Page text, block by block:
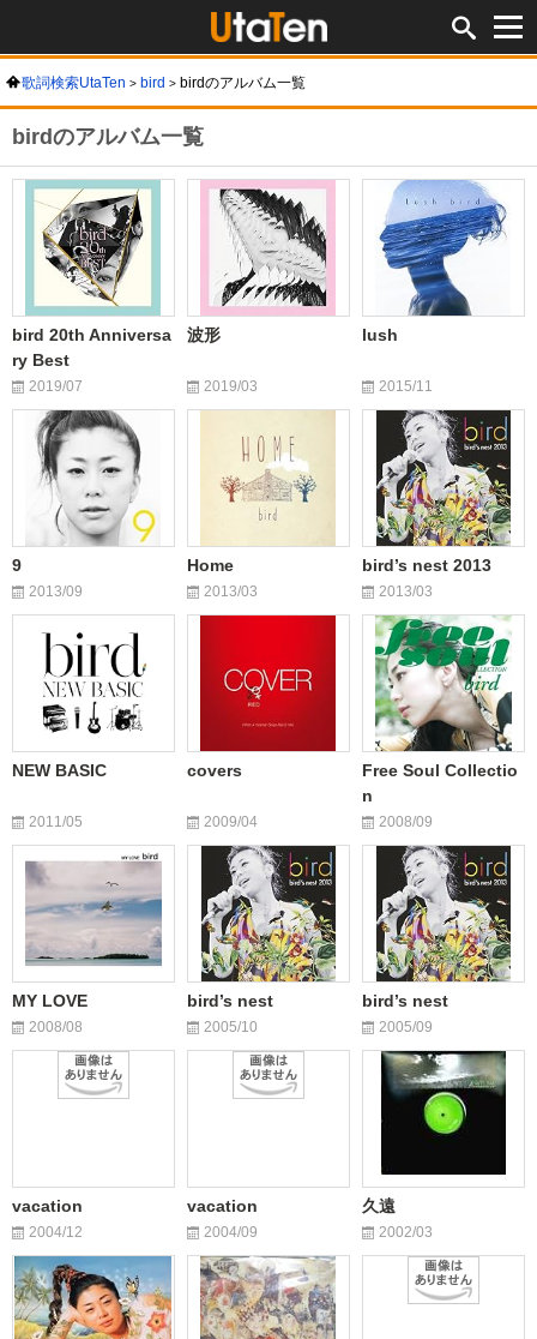
歌詞検索UtaTen bird birdのアルバム一覧
birdのアルバム一覧
bird 20th Anniversa
ry Best
2019/07
波形
2019/03
lush
2015/11
9
2013/09
Home
2013/03
bird’s nest 2013
2013/03
NEW BASIC
2011/05
covers
2009/04
Free Soul Collectio
n
2008/09
MY LOVE
2008/08
bird’s nest
2005/10
bird’s nest
2005/09
vacation
2004/12
vacation
2004/09
久遠
2002/03